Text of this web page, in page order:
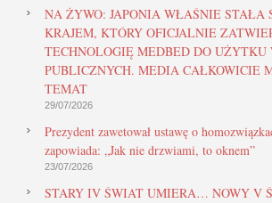
NA ŻYWO: JAPONIA WŁAŚNIE STAŁA
KRAJEM, KTÓRY OFICJALNIE
TECHNOLOGIĘ MEDBED DO UŻYTKU
PUBLICZNYCH. MEDIA CAŁKOWICIE
TEMAT
29/07/2026
Prezydent zawetował ustawę o
zapowiada: „Jak nie drzwiami, to oknem”
23/07/2026
STARY IV ŚWIAT UMIERA… NOWY V